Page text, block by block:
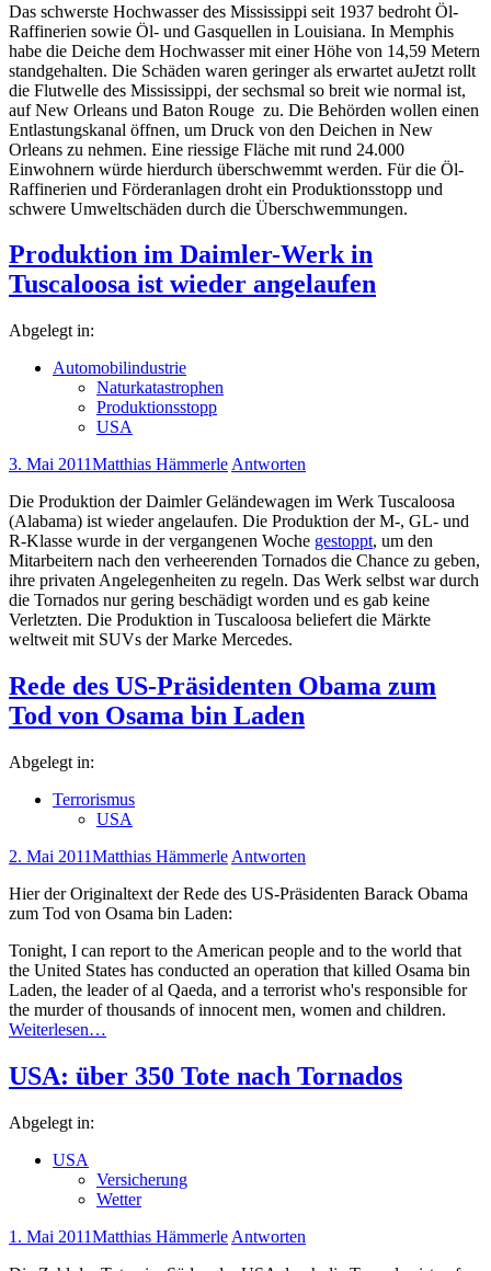
Das schwerste Hochwasser des Mississippi seit 1937 bedroht Öl-
Raffinerien sowie Öl- und Gasquellen in Louisiana. In Memphis
habe die Deiche dem Hochwasser mit einer Höhe von 14,59 Metern
standgehalten. Die Schäden waren geringer als erwartet auJetzt rollt
die Flutwelle des Mississippi, der sechsmal so breit wie normal ist,
auf New Orleans und Baton Rouge zu. Die Behörden wollen einen
Entlastungskanal öffnen, um Druck von den Deichen in New
Orleans zu nehmen. Eine riessige Fläche mit rund 24.000
Einwohnern würde hierdurch überschwemmt werden. Für die Öl-
Raffinerien und Förderanlagen droht ein Produktionsstopp und
schwere Umweltschäden durch die Überschwemmungen.
Produktion im Daimler-Werk in
Tuscaloosa ist wieder angelaufen
Abgelegt in:
Automobilindustrie
Naturkatastrophen
Produktionsstopp
USA
3. Mai 2011Matthias Hämmerle Antworten
Die Produktion der Daimler Geländewagen im Werk Tuscaloosa
(Alabama) ist wieder angelaufen. Die Produktion der M-, GL- und
R-Klasse wurde in der vergangenen Woche gestoppt, um den
Mitarbeitern nach den verheerenden Tornados die Chance zu geben,
ihre privaten Angelegenheiten zu regeln. Das Werk selbst war durch
die Tornados nur gering beschädigt worden und es gab keine
Verletzten. Die Produktion in Tuscaloosa beliefert die Märkte
weltweit mit SUVs der Marke Mercedes.
Rede des US-Präsidenten Obama zum
Tod von Osama bin Laden
Abgelegt in:
Terrorismus
USA
2. Mai 2011Matthias Hämmerle Antworten
Hier der Originaltext der Rede des US-Präsidenten Barack Obama
zum Tod von Osama bin Laden:
Tonight, I can report to the American people and to the world that
the United States has conducted an operation that killed Osama bin
Laden, the leader of al Qaeda, and a terrorist who's responsible for
the murder of thousands of innocent men, women and children.
Weiterlesen…
USA: über 350 Tote nach Tornados
Abgelegt in:
USA
Versicherung
Wetter
1. Mai 2011Matthias Hämmerle Antworten